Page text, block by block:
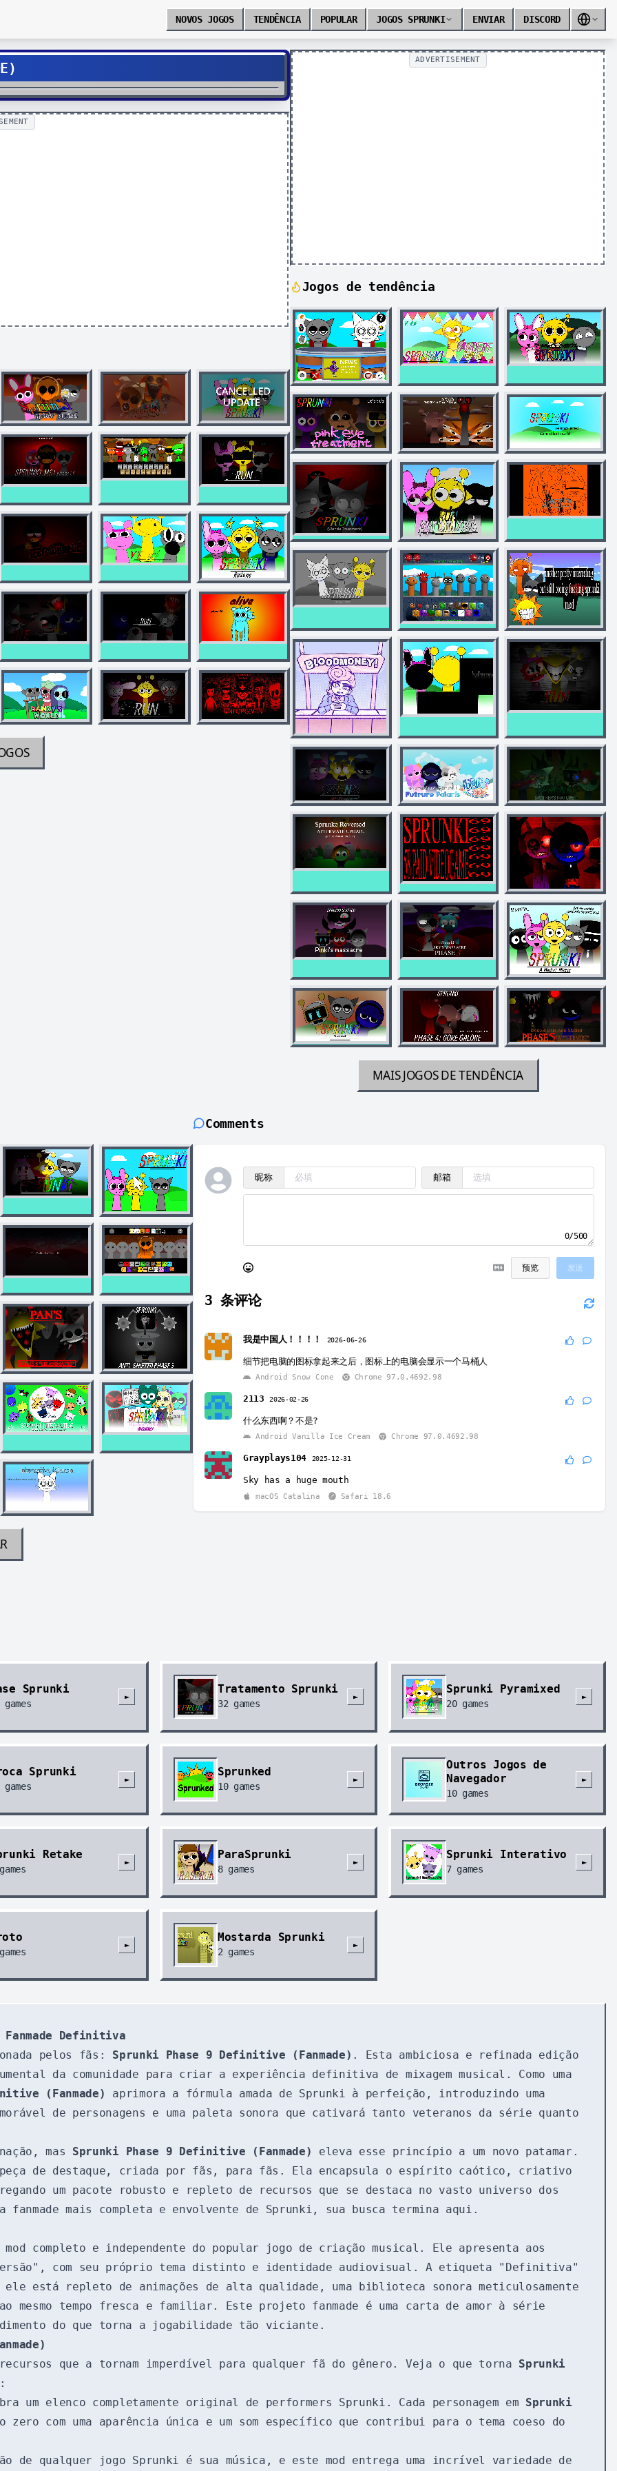
NOVOS JOGOS TENDÊNCIA POPULAR JOGOS SPRUNKI ENVIAR DISCORD
ADVERTISEMENT
Jogos de tendência
MAIS JOGOS DE TENDÊNCIA
Comments
昵称 邮箱
0/500
预览 发送
3 条评论
我是中国人！！！！ 2026-06-26
细节把电脑的图标拿起来之后，图标上的电脑会显示一个马桶人
Android Snow Cone Chrome 97.0.4692.98
2113 2026-02-26
什么东西啊？不是?
Android Vanilla Ice Cream Chrome 97.0.4692.98
Grayplays104 2025-12-31
Sky has a huge mouth
macOS Catalina Safari 18.6
Sprunki
games
►
Tratamento Sprunki
32 games
►
Sprunki Pyramixed
20games
►
Sprunki
games
►
Sprunked
10games
►
Outros Jogos de
Navegador
10games
►
Retake
►
ParaSprunki
8games
►
Sprunki Interativo
7games
►
►
Mostarda Sprunki
2 games
►
Definitiva
pelos fãs: Sprunki Phase 9 Definitive (Fanmade) . Esta ambiciosa e refinada edição
da comunidade para criar a experiência definitiva de mixagem musical. Como uma
(Fanmade)
aprimora a fórmula amada de Sprunki à perfeição, introduzindo uma
de personagens e uma paleta sonora que cativará tanto veteranos da série quanto
mas Sprunki Phase 9 Definitive (Fanmade)
eleva esse princípio a um novo patamar.
peça de destaque, criada por fãs, para fãs. Ela encapsula o espírito caótico, criativo
um pacote robusto e repleto de recursos que se destaca no vasto universo dos
mais completa e envolvente de Sprunki, sua busca termina aqui.
completo e independente do popular jogo de criação musical. Ele apresenta aos
com seu próprio tema distinto e identidade audiovisual. A etiqueta "Definitiva"
ele está repleto de animações de alta qualidade, uma biblioteca sonora meticulosamente
mesmo tempo fresca e familiar. Este projeto fanmade é uma carta de amor à série
do que torna a jogabilidade tão viciante.
que a tornam imperdível para qualquer fã do gênero. Veja o que torna Sprunki
um elenco completamente original de performers Sprunki. Cada personagem em Sprunki
com uma aparência única e um som específico que contribui para o tema coeso do
de qualquer jogo Sprunki é sua música, e este mod entrega uma incrível variedade de